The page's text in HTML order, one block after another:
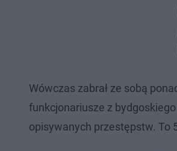
Wówczas zabrał ze sobą
funkcjonariusze z
opisywanych przestępstw. To